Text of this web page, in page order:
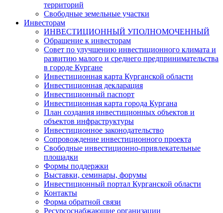
территорий
Свободные земельные участки
Инвесторам
ИНВЕСТИЦИОННЫЙ УПОЛНОМОЧЕННЫЙ
Обращение к инвесторам
Совет по улучшению инвестиционного климата и
развитию малого и среднего предпринимательства
в городе Кургане
Инвестиционная карта Курганской области
Инвестиционная декларация
Инвестиционный паспорт
Инвестиционная карта города Кургана
План создания инвестиционных объектов и
объектов инфраструктуры
Инвестиционное законодательство
Сопровождение инвестиционного проекта
Свободные инвестиционно-привлекательные
площадки
Формы поддержки
Выставки, семинары, форумы
Инвестиционный портал Курганской области
Контакты
Форма обратной связи
Ресурсоснабжающие организации